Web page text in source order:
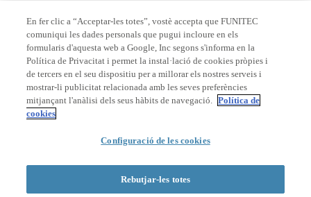
Membre de
Acreditacions
© 2026 La Salle Campus Barcelona - URL |Avís legal
Formulari de cerca
En fer clic a “Acceptar-les totes”, vostè accepta que FUNITEC
comuniqui les dades personals que pugui incloure en els
formularis d'aquesta web a Google, Inc segons s'informa en la
Política de Privacitat i permet la instal·lació de cookies pròpies i
de tercers en el seu dispositiu per a millorar els nostres serveis i
mostrar-li publicitat relacionada amb les seves preferències
mitjançant l'anàlisi dels seus hàbits de navegació. Política de
cookies
Configuració de les cookies
Rebutjar-les totes